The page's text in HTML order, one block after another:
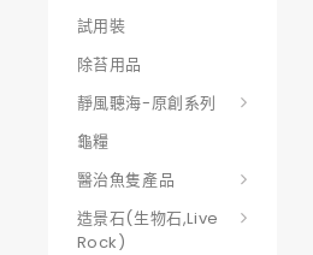
試用裝
除苔用品
靜風聽海-原創系列
龜糧
醫治魚隻產品
造景石(生物石,Live
Rock)